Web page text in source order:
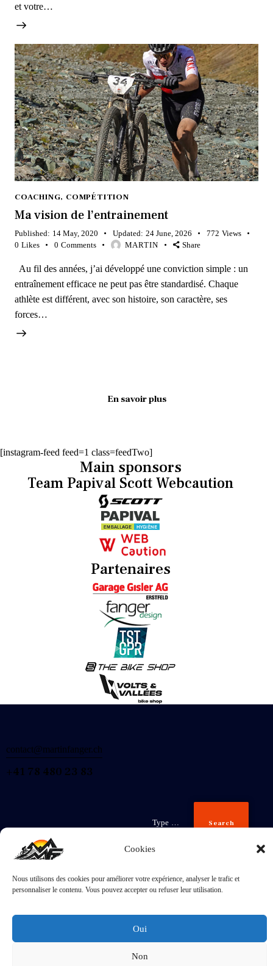
Cookies
Nous utilisons des cookies pour améliorer votre expérience, analyser le trafic et
personnaliser le contenu. Vous pouvez accepter ou refuser leur utilisation.
Oui
Non
et votre…
COACHING, COMPÉTITION
Ma vision de l’entrainement
Published: 14 May, 2020 Updated: 24 June, 2026 772 Views
0 Likes 0 Comments MARTIN Share
Au fil des années, j’ai développé une conviction simple : un
entraînement efficace ne peut pas être standardisé. Chaque
athlète est différent, avec son histoire, son caractère, ses
forces…
En savoir plus
[instagram-feed feed=1 class=feedTwo]
Main sponsors
Team Papival Scott Webcaution
Partenaires
contact@martinfanger.ch
+41 78 480 23 83
Search
Inscris-
toi
J'accepte laPolitique de confidentialité.